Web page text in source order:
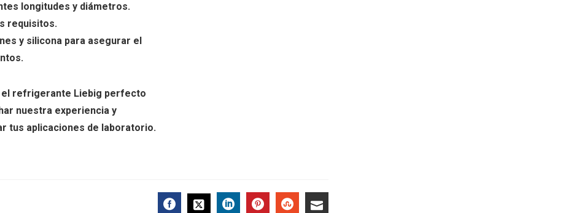
longitudes y diámetros.
requisitos.
y silicona para asegurar el
refrigerante Liebig perfecto
nuestra experiencia y
tus aplicaciones de laboratorio.